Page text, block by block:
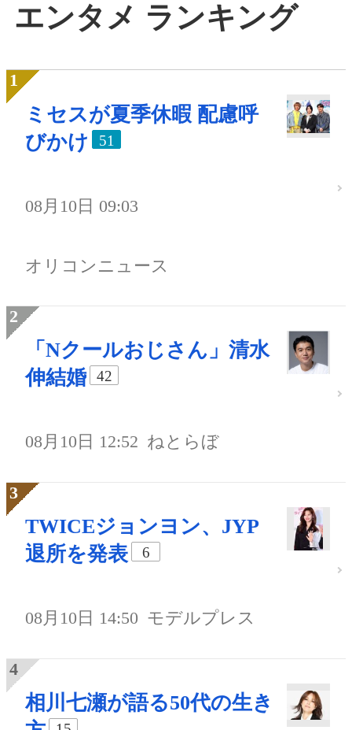
エンタメ ランキング
ミセスが夏季休暇 配慮呼
びかけ
51
08月10日 09:03
オリコンニュース
「Nクールおじさん」清水
伸結婚
42
08月10日 12:52 ねとらぼ
TWICEジョンヨン、JYP
退所を発表
6
08月10日 14:50 モデルプレス
相川七瀬が語る50代の生き